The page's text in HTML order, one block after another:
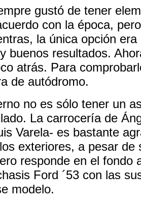
gustó de tener
con la época,
la única opción
buenos resultados.
atrás. Para
de autódromo.
no es sólo tener un
La carrocería de
Varela- es bastante
exteriores, a pesar de
responde en el fondo
Ford ´53 con las
modelo.